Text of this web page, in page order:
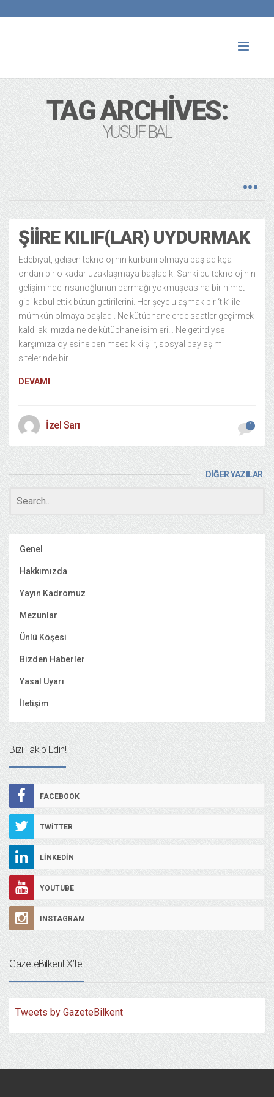
TAG ARCHIVES:
YUSUF BAL
ŞIIRE KILIF(LAR) UYDURMAK
Edebiyat, gelişen teknolojinin kurbanı olmaya başladıkça
ondan bir o kadar uzaklaşmaya başladık. Sanki bu teknolojinin
gelişiminde insanoğlunun parmağı yokmuşcasına bir nimet
gibi kabul ettik bütün getirilerini. Her şeye ulaşmak bir ‘tık’ ile
mümkün olmaya başladı. Ne kütüphanelerde saatler geçirmek
kaldı aklımızda ne de kütüphane isimleri… Ne getirdiyse
karşımıza öylesine benimsedik ki şiir, sosyal paylaşım
sitelerinde bir
DEVAMI
İzel Sarı 1
DİĞER YAZILAR
Genel
Hakkımızda
Yayın Kadromuz
Mezunlar
Ünlü Köşesi
Bizden Haberler
Yasal Uyarı
İletişim
Bizi Takip Edin!
FACEBOOK
TWITTER
LINKEDIN
YOUTUBE
INSTAGRAM
GazeteBilkent X’te!
Tweets by GazeteBilkent